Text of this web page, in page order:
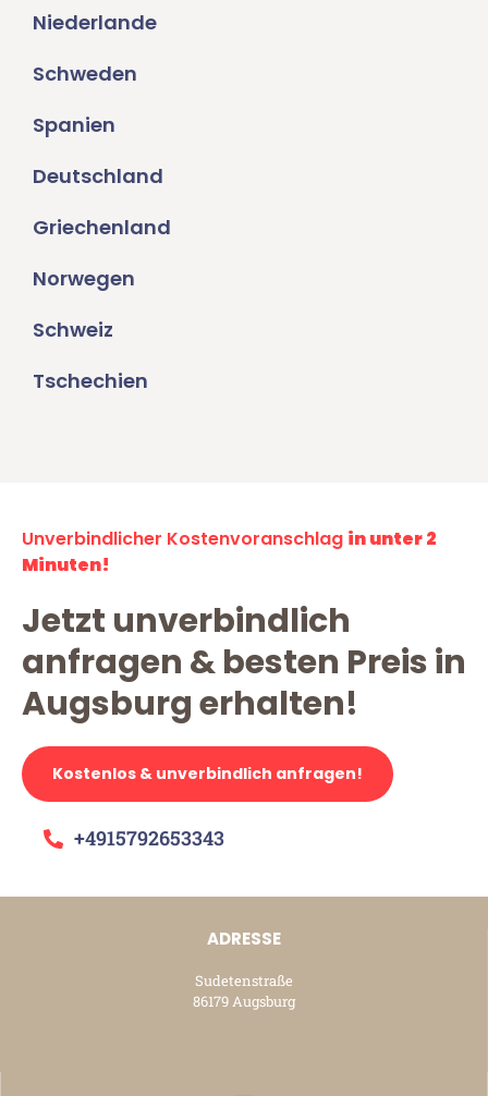
Niederlande
Schweden
Spanien
Deutschland
Griechenland
Norwegen
Schweiz
Tschechien
Unverbindlicher Kostenvoranschlag in unter 2
Minuten!
Jetzt unverbindlich
anfragen & besten Preis in
Augsburg erhalten!
Kostenlos & unverbindlich anfragen!
+4915792653343
ADRESSE
Sudetenstraße
86179 Augsburg